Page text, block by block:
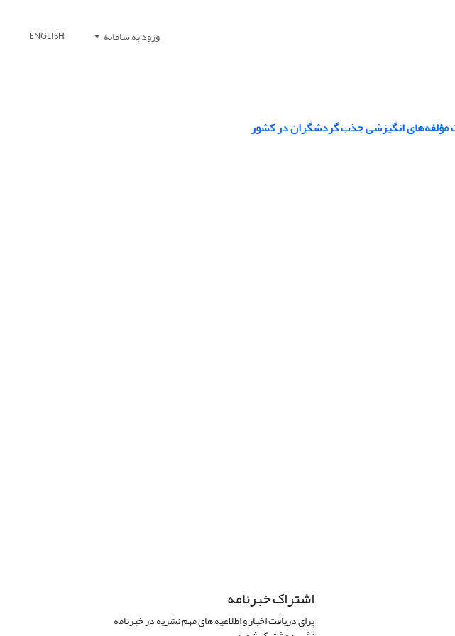
ورود به سامانه ENGLISH
مؤلفه‌‏های انگیزشی جذب گردشگران در کشور
اشتراک خبرنامه
برای دریافت اخبار و اطلاعیه های مهم نشریه در خبرنامه